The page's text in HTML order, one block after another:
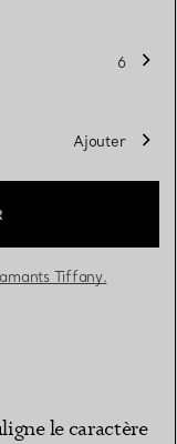
6
Ajouter
Tiffany.
le caractère